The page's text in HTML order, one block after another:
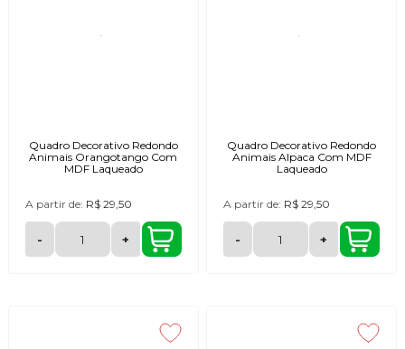
Quadro Decorativo Redondo
Animais Orangotango Com
MDF Laqueado
A partir de: R$ 29,50
- +
Quadro Decorativo Redondo
Animais Alpaca Com MDF
Laqueado
A partir de: R$ 29,50
- +